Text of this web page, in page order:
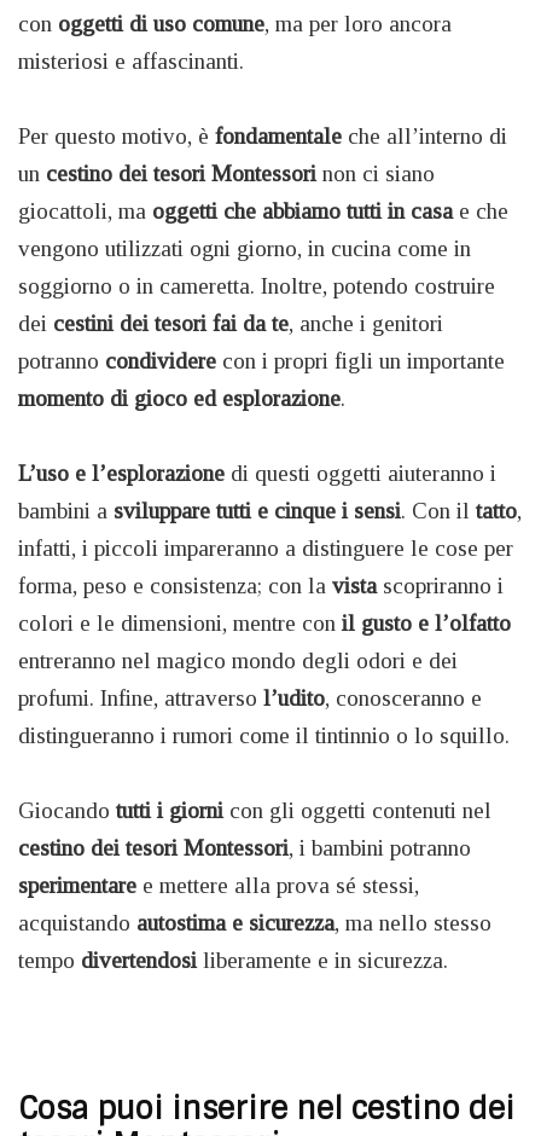
con oggetti di uso comune, ma per loro ancora
misteriosi e affascinanti.
Per questo motivo, è fondamentale che all’interno di
un cestino dei tesori Montessori non ci siano
giocattoli, ma oggetti che abbiamo tutti in casa e che
vengono utilizzati ogni giorno, in cucina come in
soggiorno o in cameretta. Inoltre, potendo costruire
dei cestini dei tesori fai da te, anche i genitori
potranno condividere con i propri figli un importante
momento di gioco ed esplorazione.
L’uso e l’esplorazione di questi oggetti aiuteranno i
bambini a sviluppare tutti e cinque i sensi. Con il tatto,
infatti, i piccoli impareranno a distinguere le cose per
forma, peso e consistenza; con la vista scopriranno i
colori e le dimensioni, mentre con il gusto e l’olfatto
entreranno nel magico mondo degli odori e dei
profumi. Infine, attraverso l’udito, conosceranno e
distingueranno i rumori come il tintinnio o lo squillo.
Giocando tutti i giorni con gli oggetti contenuti nel
cestino dei tesori Montessori, i bambini potranno
sperimentare e mettere alla prova sé stessi,
acquistando autostima e sicurezza, ma nello stesso
tempo divertendosi liberamente e in sicurezza.
Cosa puoi inserire nel cestino dei